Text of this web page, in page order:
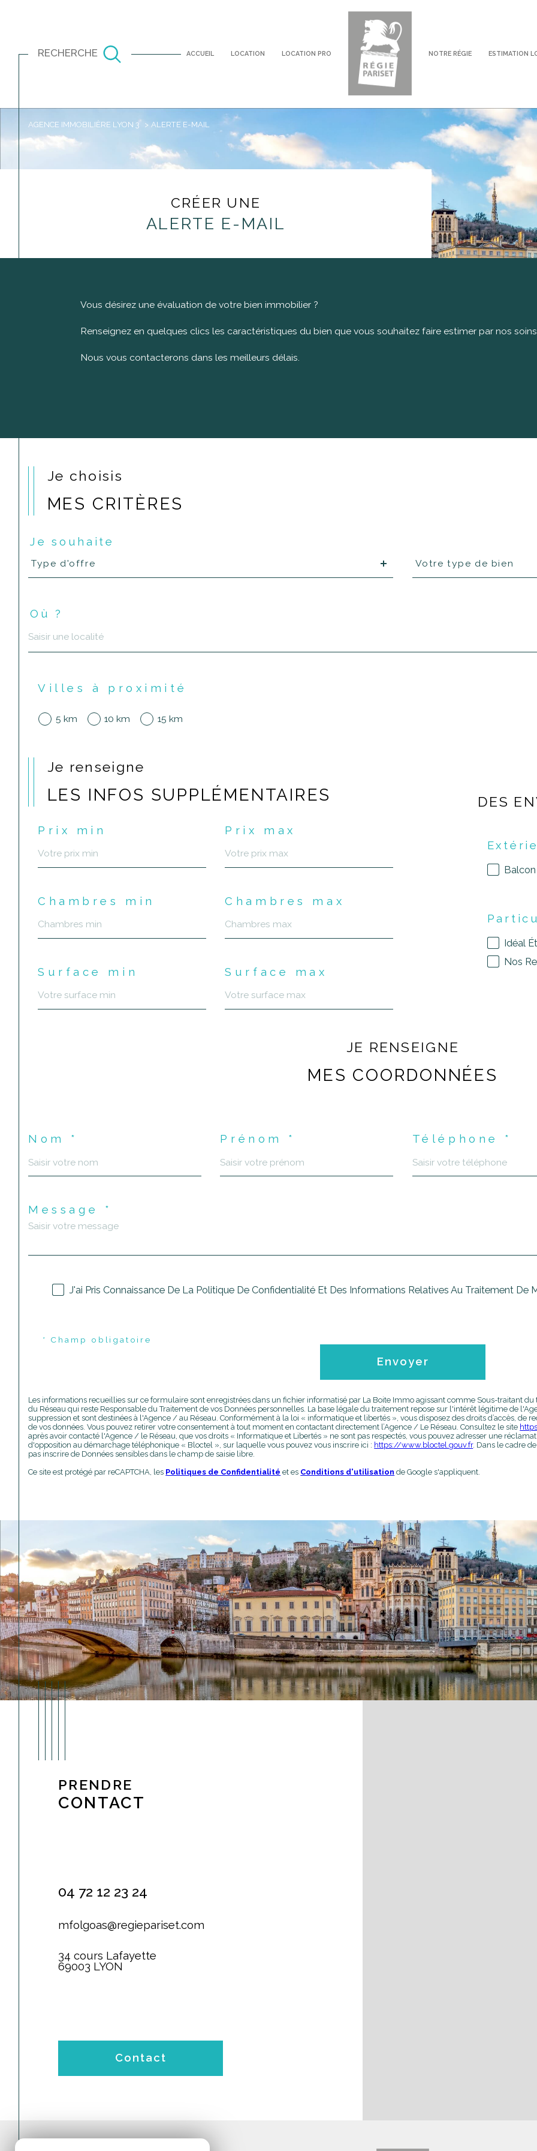
ACCUEIL LOCATION LOCATION PRO NOTRE RÉGIE ESTIMATION
RECHERCHE
Estimer
TYPE DE BIEN
voir les0annonces
AGENCE IMMOBILIÈRE LYON 3 ALERTE E-MAIL
CRÉER UNE
ALERTE E-MAIL
Vous désirez une évaluation de votre bien immobilier ?
Renseignez en quelques clics les caractéristiques du bien que vous souhaitez faire estimer par nos
Nous vous contacterons dans les meilleurs délais.
Je choisis
MES CRITÈRES
Je souhaite
d'offre
Type d'offre
d'offre
Votre type de bien
Où ?
Villes à proximité
5 km 10 km 15 km
Je renseigne
LES INFOS SUPPLÉMENTAIRES
Prix min Prix max
Chambres min Chambres max
Surface min Surface max
DES
Balcon
Idéal
Nos
JE RENSEIGNE
MES COORDONNÉES
Nom * Prénom * Téléphone *
Message *
J'ai Pris Connaissance De La Politique De Confidentialité Et Des Informations Relatives Au Traitement De
* Champ obligatoire
Envoyer
Les informations recueillies sur ce formulaire sont enregistrées dans un fichier informatisé par La Boite Immo agissant comme Sous-traitant
du Réseau qui reste Responsable du Traitement de vos Données personnelles. La base légale du traitement repose sur l'intérêt légitime de
suppression et sont destinées à l'Agence / au Réseau. Conformément à la loi « informatique et libertés », vous disposez des droits d’accès, de
de vos données. Vous pouvez retirer votre consentement à tout moment en contactant directement l’Agence / Le Réseau. Consultez le site
après avoir contacté l'Agence / le Réseau, que vos droits « Informatique et Libertés » ne sont pas respectés, vous pouvez adresser une
d'opposition au démarchage téléphonique « Bloctel », sur laquelle vous pouvez vous inscrire ici : https://www.bloctel.gouv.fr. Dans le cadre
pas inscrire de Données sensibles dans le champ de saisie libre.
Ce site est protégé par reCAPTCHA, les Politiques de Confidentialité et es Conditions d'utilisation de Google s'appliquent.
PRENDRE
CONTACT
04 72 12 23 24
mfolgoas@regiepariset.com
34 cours Lafayette
69003 LYON
Contact